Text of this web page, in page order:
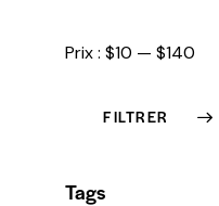
FILTRER
Prix :$10 —$140
Tags